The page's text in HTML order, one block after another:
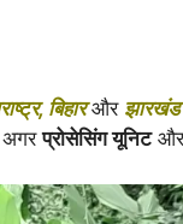
बिहार और झारखंड
अगरप्रोसेसिंग यूनिट